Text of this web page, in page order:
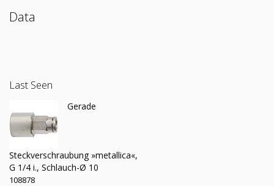
Data
Last Seen
Gerade
Steckverschraubung »metallica«,
G 1/4 i., Schlauch-Ø 10
108878